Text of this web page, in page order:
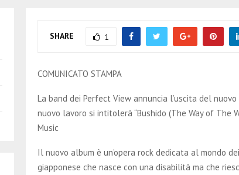
SHARE 1
COMUNICATO STAMPA
La band dei Perfect View annuncia l’uscita del
nuovo lavoro si intitolerà “Bushido (The Way of The
Music
Il nuovo album è un’opera rock dedicata al mondo
giapponese che nasce con una disabilità ma che